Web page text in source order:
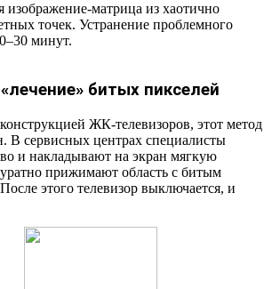
изображение-матрица из хаотично
точек. Устранение проблемного
минут.
битых пикселей
ЖК-телевизоров, этот метод
В сервисных центрах специалисты
и накладывают на экран мягкую
прижимают область с битым
этого телевизор выключается, и